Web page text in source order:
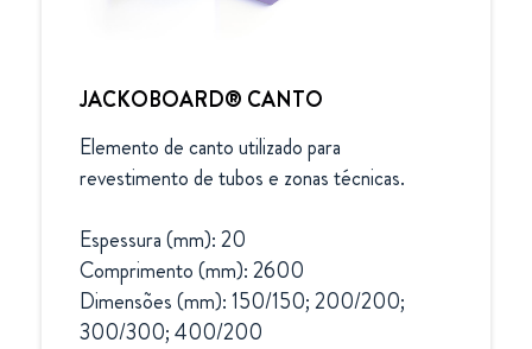
JACKOBOARD® CANTO
Elemento de canto utilizado para
revestimento de tubos e zonas técnicas.
Espessura (mm): 20
Comprimento (mm): 2600
Dimensões (mm): 150/150; 200/200;
300/300; 400/200